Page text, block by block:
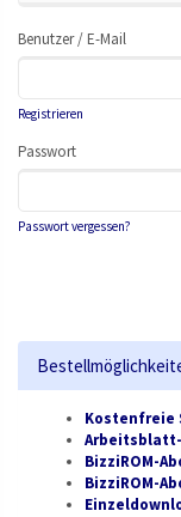
Benutzer / E-Mail
Registrieren
Passwort
Passwort vergessen?
Kostenfreie
BizziROM-
BizziROM-